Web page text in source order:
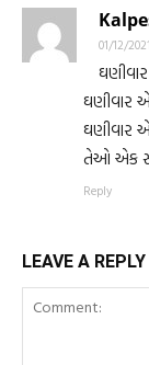
01/12/
ઘણીવાર
ઘણીવાર
તેઓ એક
Reply
LEAVE A REPLY